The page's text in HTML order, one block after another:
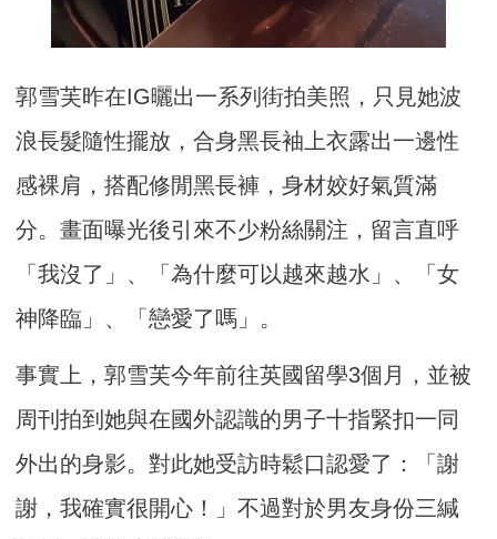
郭雪芙昨在IG曬出一系列街拍美照，只見她波
浪長髮隨性擺放，合身黑長袖上衣露出一邊性
感裸肩，搭配修閒黑長褲，身材姣好氣質滿
分。畫面曝光後引來不少粉絲關注，留言直呼
「我沒了」、「為什麼可以越來越水」、「女
神降臨」、「戀愛了嗎」。
事實上，郭雪芙今年前往英國留學3個月，並被
周刊拍到她與在國外認識的男子十指緊扣一同
外出的身影。對此她受訪時鬆口認愛了：「謝
謝，我確實很開心！」不過對於男友身份三緘